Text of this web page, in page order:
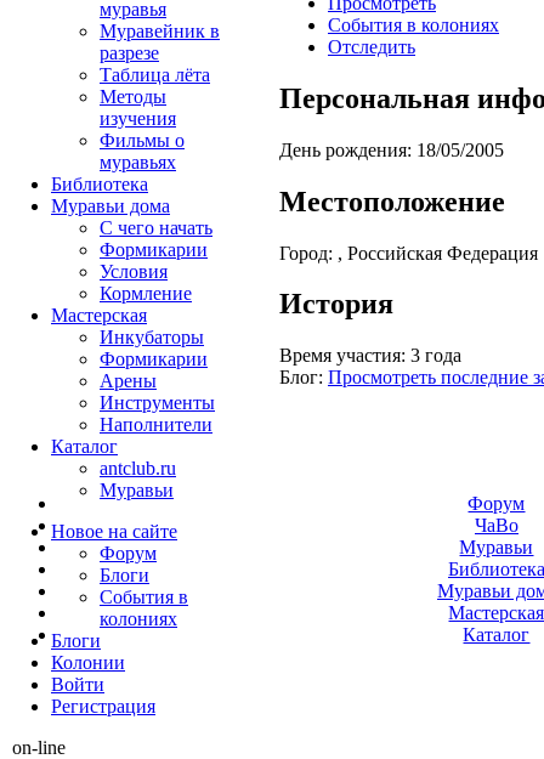
События в колониях
Отследить
Персональная
День рождения: 18/05/2005
Местоположение
Город: , Российская Федерация
История
Время участия: 3 года
Блог: Просмотреть последние
муравья
Муравейник в
разрезе
Таблица лёта
Методы
изучения
Фильмы о
муравьях
Библиотека
Муравьи дома
С чего начать
Формикарии
Условия
Кормление
Мастерская
Инкубаторы
Формикарии
Арены
Инструменты
Наполнители
Каталог
antclub.ru
Муравьи
Новое на сайте
Форум
Блоги
События в
колониях
Блоги
Колонии
Войти
Peгиcтpaция
on-line
Форум
ЧаВо
Муравьи
Библиотека
Муравьи
Мастерская
Каталог